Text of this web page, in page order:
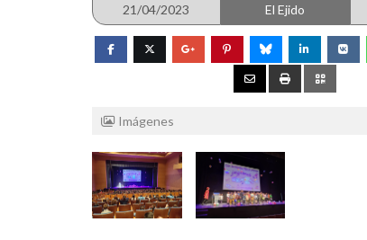
21/04/2023 El Ejido
Imágenes